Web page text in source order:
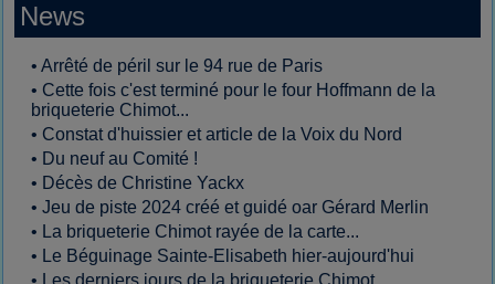
News
• Arrêté de péril sur le 94 rue de Paris
• Cette fois c'est terminé pour le four Hoffmann de la
briqueterie Chimot...
• Constat d'huissier et article de la Voix du Nord
• Du neuf au Comité !
• Décès de Christine Yackx
• Jeu de piste 2024 créé et guidé oar Gérard Merlin
• La briqueterie Chimot rayée de la carte...
• Le Béguinage Sainte-Elisabeth hier-aujourd'hui
• Les derniers jours de la briqueterie Chimot